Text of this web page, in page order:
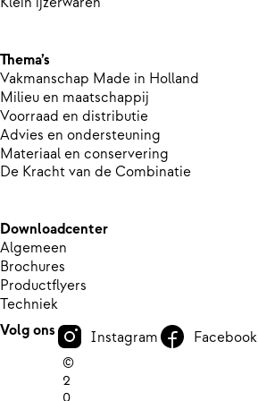
Thema’s
Vakmanschap Made in Holland
Milieu en maatschappij
Voorraad en distributie
Advies en ondersteuning
Materiaal en conservering
De Kracht van de Combinatie
Downloadcenter
Algemeen
Brochures
Productflyers
Techniek
Volg ons
Instagram Facebook
©
2